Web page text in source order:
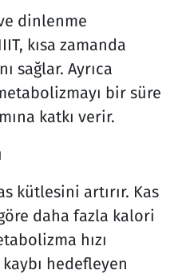
dinlenme
kısa zamanda
sağlar. Ayrıca
bir süre
katkı verir.
kütlesini artırır. Kas
daha fazla kalori
hızı
hedefleyen